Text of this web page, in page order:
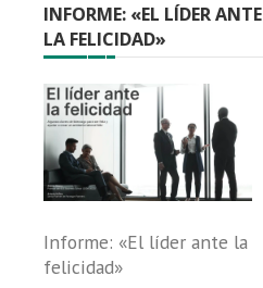
INFORME: «EL LÍDER ANTE
LA FELICIDAD»
Informe: «El líder ante la
felicidad»